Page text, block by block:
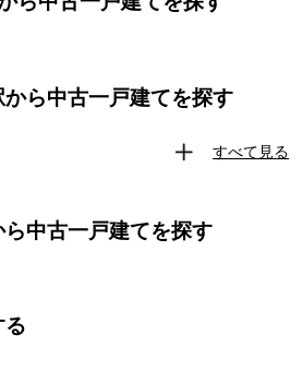
ら中古一戸建てを探す
すべて見る
中古一戸建てを探す
る